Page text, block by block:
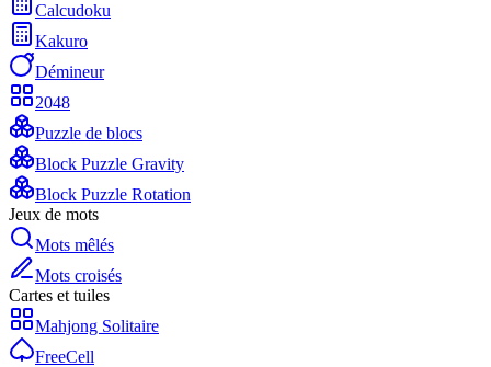
Calcudoku
Kakuro
Démineur
2048
Puzzle de blocs
Block Puzzle Gravity
Block Puzzle Rotation
Jeux de mots
Mots mêlés
Mots croisés
Cartes et tuiles
Mahjong Solitaire
FreeCell